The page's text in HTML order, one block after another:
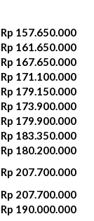
Rp 157.650.000
Rp 161.650.000
Rp 167.650.000
Rp 171.100.000
Rp 179.150.000
Rp 173.900.000
Rp 179.900.000
Rp 183.350.000
Rp 180.200.000
Rp 207.700.000
Rp 207.700.000
Rp 190.000.000